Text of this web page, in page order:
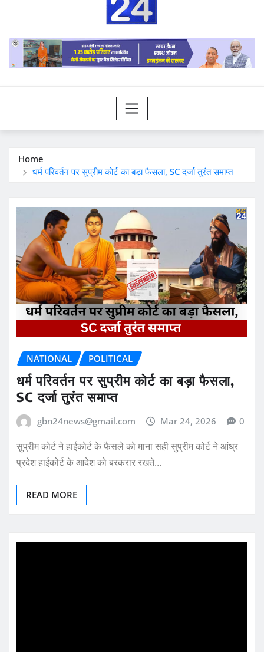
Home
धर्म परिवर्तन पर सुप्रीम कोर्ट का बड़ा फैसला, SC दर्जा तुरंत समाप्त
NATIONAL POLITICAL
धर्म परिवर्तन पर सुप्रीम कोर्ट का बड़ा फैसला,
SC दर्जा तुरंत समाप्त
gbn24news@gmail.com Mar 24, 2026 0
सुप्रीम कोर्ट ने हाईकोर्ट के फैसले को माना सही सुप्रीम कोर्ट ने आंध्र
प्रदेश हाईकोर्ट के आदेश को बरकरार रखते…
READ MORE